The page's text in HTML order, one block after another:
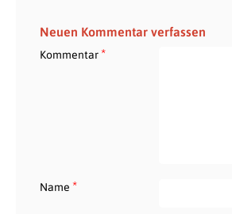
Neuen Kommentar verfassen
Kommentar*
Name *